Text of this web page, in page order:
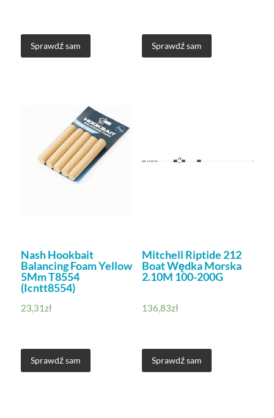
Sprawdź sam Sprawdź sam
Nash Hookbait
Balancing Foam Yellow
5Mm T8554
(Icntt8554)
23,31zł
Sprawdź sam
Mitchell Riptide 212
Boat Wędka Morska
2.10M 100-200G
136,83zł
Sprawdź sam